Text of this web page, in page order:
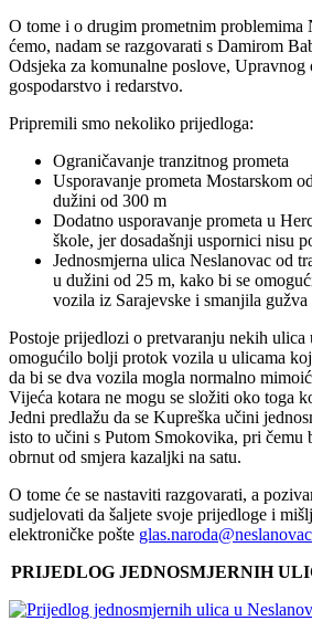
O tome i o drugim prometnim problemima
ćemo, nadam se razgovarati s Damirom
Odsjeka za komunalne poslove, Upravnog
gospodarstvo i redarstvo.
Pripremili smo nekoliko prijedloga:
Ograničavanje tranzitnog prometa
Usporavanje prometa Mostarskom
dužini od 300 m
Dodatno usporavanje prometa u
škole, jer dosadašnji uspornici nisu
Jednosmjerna ulica Neslanovac od
u dužini od 25 m, kako bi se
vozila iz Sarajevske i smanjila gužva
Postoje prijedlozi o pretvaranju nekih ulica
omogućilo bolji protok vozila u ulicama
da bi se dva vozila mogla normalno
Vijeća kotara ne mogu se složiti oko toga
Jedni predlažu da se Kupreška učini
isto to učini s Putom Smokovika, pri čemu
obrnut od smjera kazaljki na satu.
O tome će se nastaviti razgovarati, a
sudjelovati da šaljete svoje prijedloge i
elektroničke pošte
PRIJEDLOG JEDNOSMJERNIH